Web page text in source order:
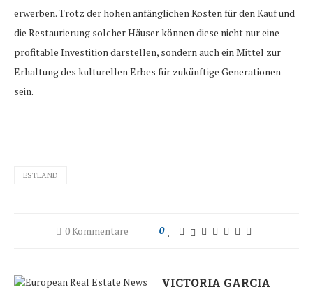
erwerben. Trotz der hohen anfänglichen Kosten für den Kauf und
die Restaurierung solcher Häuser können diese nicht nur eine
profitable Investition darstellen, sondern auch ein Mittel zur
Erhaltung des kulturellen Erbes für zukünftige Generationen
sein.
ESTLAND
0 Kommentare 0
VICTORIA GARCIA